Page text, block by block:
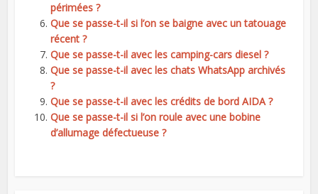
périmées ?
Que se passe-t-il si l’on se baigne avec un tatouage
récent ?
Que se passe-t-il avec les camping-cars diesel ?
Que se passe-t-il avec les chats WhatsApp archivés
?
Que se passe-t-il avec les crédits de bord AIDA ?
Que se passe-t-il si l’on roule avec une bobine
d’allumage défectueuse ?